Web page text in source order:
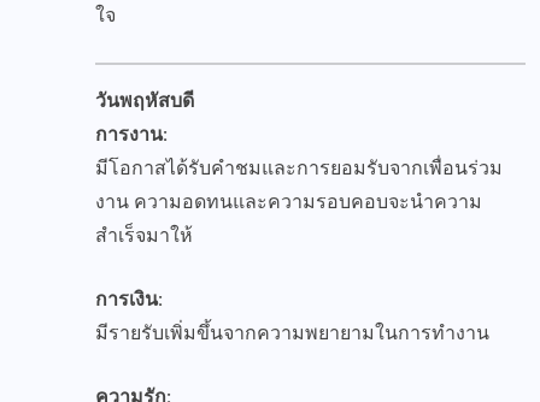
ใจ
วันพฤหัสบดี
การงาน:
มีโอกาสได้รับคำชมและการยอมรับจากเพื่อนร่วม
งาน ความอดทนและความรอบคอบจะนำความ
สำเร็จมาให้
การเงิน:
มีรายรับเพิ่มขึ้นจากความพยายามในการทำงาน
ความรัก: